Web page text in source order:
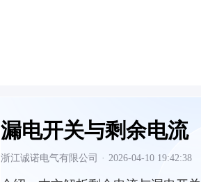
漏电开关与剩余电流
浙江诚诺电气有限公司 · 2026-04-10 19:42:38